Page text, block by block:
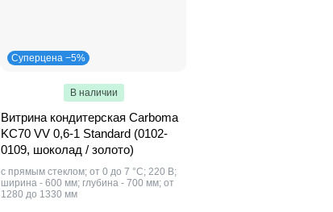
Суперцена −5%
В наличии
Витрина кондитерская Carboma
KC70 VV 0,6-1 Standard (0102-
0109, шоколад / золото)
с прямым стеклом; от 0 до 7 °С; 220 В;
ширина - 600 мм; глубина - 700 мм; от
1280 до 1330 мм